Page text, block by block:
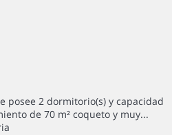
posee 2 dormitorio(s) y capacidad
de 70 m² coqueto y muy...